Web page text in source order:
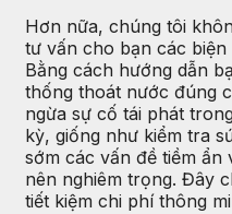
Hơn nữa, chúng tôi
tư vấn cho bạn các
Bằng cách hướng dẫn
thống thoát nước đúng
ngừa sự cố tái phát
kỳ, giống như kiểm tra
sớm các vấn đề tiềm
nên nghiêm trọng. Đây
tiết kiệm chi phí thông